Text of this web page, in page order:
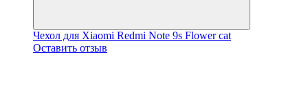
Чехол для Xiaomi Redmi Note 9s Flower cat
Оставить отзыв